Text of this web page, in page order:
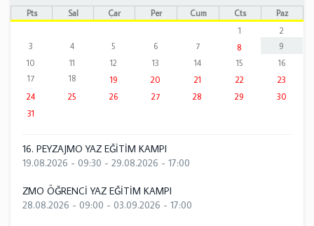
Pts Sal Çar Per Cum Cts
Paz
1
2
3
4 5 6 7 8
9
10
11 12 13 14 15
16
17
18 19 20 21 22
23
24
25 26 27 28 29
30
31
16. PEYZAJMO YAZ EĞİTİM KAMPI
19.08.2026 - 09:30 - 29.08.2026 - 17:00
ZMO ÖĞRENCİ YAZ EĞİTİM KAMPI
28.08.2026 - 09:00 - 03.09.2026 - 17:00